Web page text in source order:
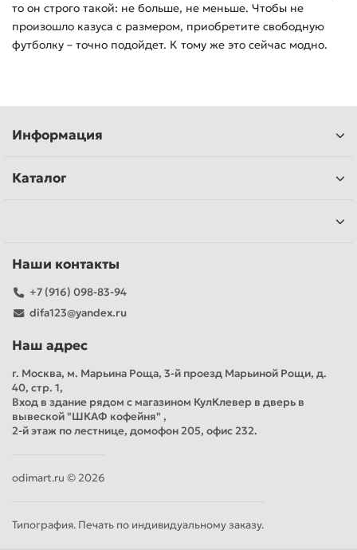
то он строго такой: не больше, не меньше. Чтобы не
произошло казуса с размером, приобретите свободную
футболку – точно подойдет. К тому же это сейчас модно.
Информация
Каталог
Наши контакты
+7 (916) 098-83-94
difa123@yandex.ru
Наш адрес
г. Москва, м. Марьина Роща, 3-й проезд Марьиной Рощи, д.
40, стр. 1,
Вход в здание рядом с магазином КулКлевер в дверь в
вывеской "ШКАФ кофейня" ,
2-й этаж по лестнице, домофон 205, офис 232.
odimart.ru © 2026
Типография. Печать по индивидуальному заказу.